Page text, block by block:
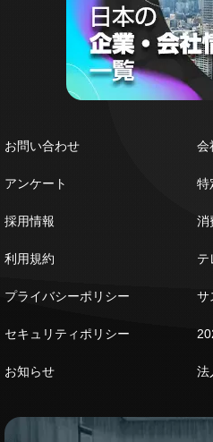
お問い合わせ
アンケート
採用情報
利用規約
プライバシーポリシー
セキュリティポリシー
お知らせ
会
特
消
テ
サ
法